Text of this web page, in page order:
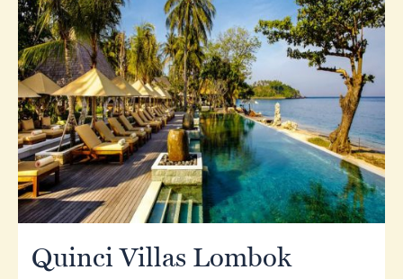
Quinci Villas Lombok